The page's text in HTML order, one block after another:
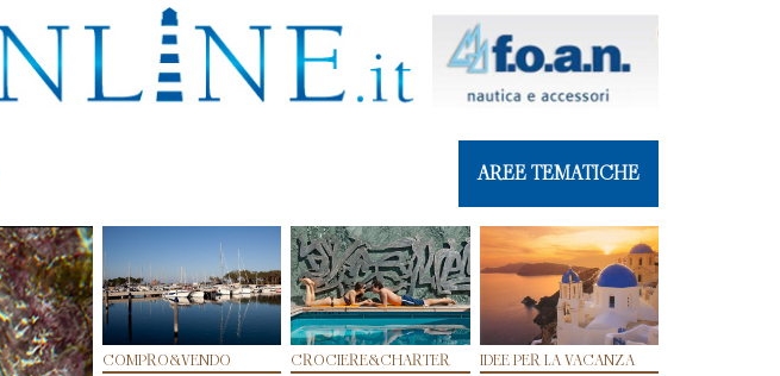
AREE TEMATICHE
COMPRO&VENDO CROCIERE&CHARTER IDEE PER LA VACANZA